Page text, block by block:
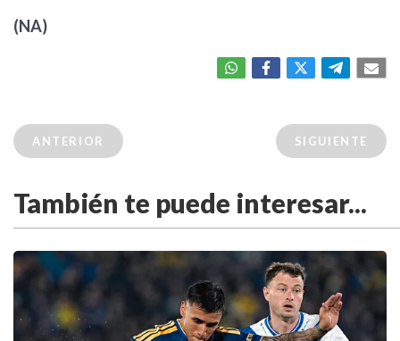
(NA)
ANTERIOR SIGUIENTE
También te puede interesar...